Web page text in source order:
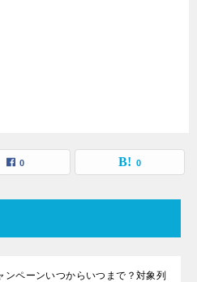
0 0
ンペーンいつからいつまで？対象列